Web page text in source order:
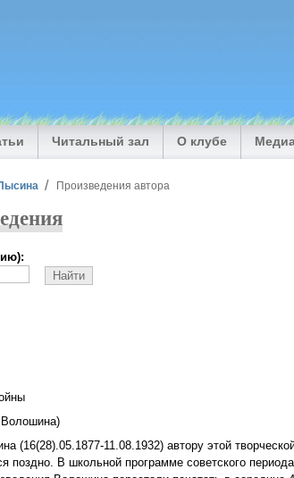
Читальный зал О клубе
Произведения автора
(16(28).05.1877-11.08.1932) автору этой
поздно. В школьной программе советского